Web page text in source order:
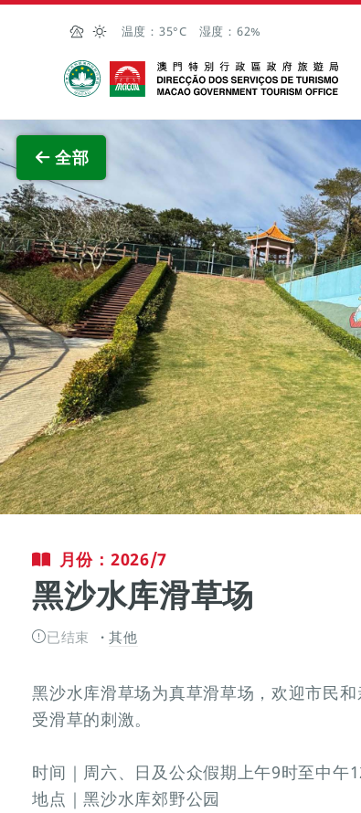
跳至主内容
温度： 35°C 湿度： 62%
澳门特别行政区政府旅游局
全部
月份：2026/7
黑沙水库滑草场
已结束 其他
黑沙水库滑草场为真草滑草场，欢迎市民
受滑草的刺激。
时间｜周六、日及公众假期上午9时至中午
地点｜黑沙水库郊野公园